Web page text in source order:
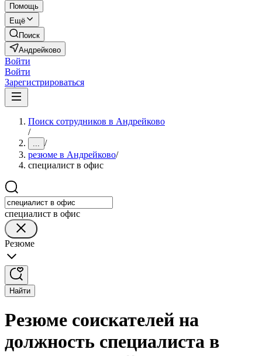
Помощь
Ещё
Поиск
Андрейково
Войти
Войти
Зарегистрироваться
Поиск сотрудников в Андрейково
/
... /
резюме в Андрейково/
специалист в офис
специалист в офис
Резюме
Найти
Резюме соискателей на
должность специалиста в